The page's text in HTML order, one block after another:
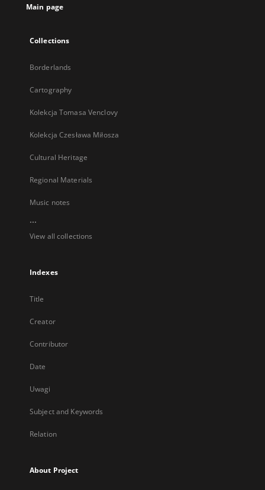
Main page
Collections
Borderlands
Cartography
Kolekcja Tomasa Venclovy
Kolekcja Czesława Miłosza
Cultural Heritage
Regional Materials
Music notes
...
View all collections
Indexes
Title
Creator
Contributor
Date
Uwagi
Subject and Keywords
Relation
About Project